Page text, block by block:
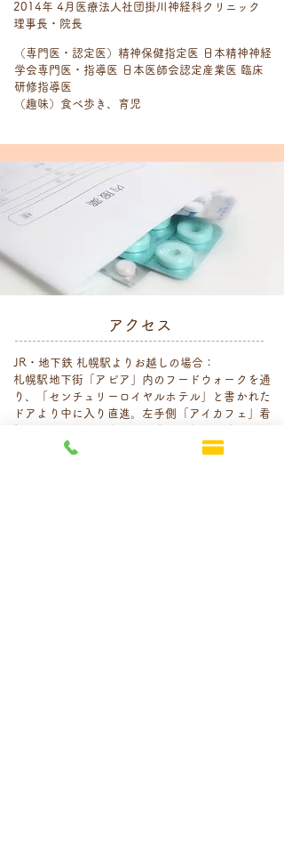
2014年 4月医療法人社団掛川神経科クリニック
理事長・院長
（専門医・認定医）精神保健指定医 日本精神神経
学会専門医・指導医 日本医師会認定産業医 臨床
研修指導医
（趣味）食べ歩き、育児
アクセス
JR・地下鉄 札幌駅よりお越しの場合：
札幌駅地下街「アピア」内のフードウォークを通
り、「センチュリーロイヤルホテル」と書かれた
ドアより中に入り直進。左手側「アイカフェ」看
ガーデンホテル札幌を通過し、当院のある札幌セ